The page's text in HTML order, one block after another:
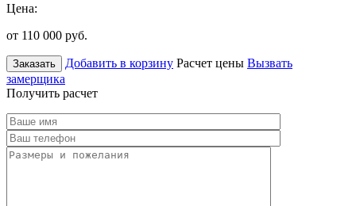
Цена:
от 110 000 руб.
Заказать Добавить в корзину Расчет цены Вызвать
замерщика
Получить расчет